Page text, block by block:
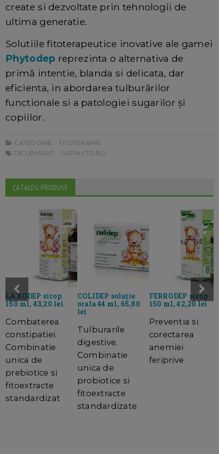
create si dezvoltate prin tehnologii de
ultima generatie.
Solutiile fitoterapeutice inovative ale gamei
Phytodep reprezinta o alternativa de
primă intentie, blanda si delicata, dar
eficienta, in abordarea tulburărilor
functionale si a patologiei sugarilor și
copiilor.
CATEGORIE:
FITOTERAPIE
DE URMARIT:
DRPHYTO.RO
CATALOG PRODUSE
LAXODEP sirop
150 ml, 43,20 lei
Combaterea
constipatiei.
Combinatie
unica de
prebiotice si
fitoextracte
standardizat
COLIDEP soluție
orala 44 ml, 65,80
lei
Tulburarile
digestive.
Combinatie
unica de
probiotice si
fitoextracte
standardizate
FERRODEP sirop
150 ml, 42,20 lei
Preventia si
corectarea
anemiei
feriprive